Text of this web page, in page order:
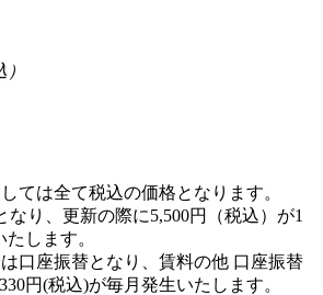
ては全て税込の価格となります。
なり、更新の際に5,500円（税込）が1
します。
口座振替となり、賃料の他 口座振替
円(税込)が毎月発生いたします。